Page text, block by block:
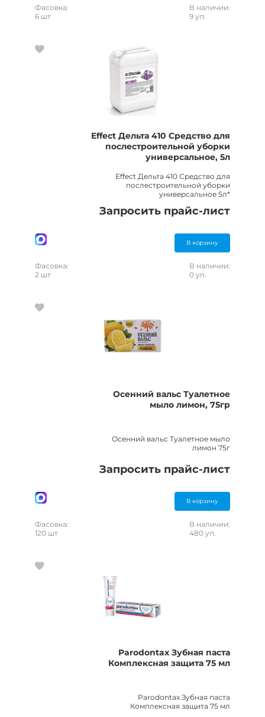
Фасовка:
6 шт
В наличии:
9 уп.
Effect Дельта 410 Средство для
послестроительной уборки
универсальное, 5л
Effect Дельта 410 Средство для
послестроительной уборки
универсальное 5л*
Запросить прайс-лист
В корзину
Фасовка:
2 шт
В наличии:
0 уп.
Осенний вальс Туалетное
мыло лимон, 75гр
Осенний вальс Туалетное мыло
лимон 75г
Запросить прайс-лист
В корзину
Фасовка:
120 шт
В наличии:
480 уп.
Parodontax Зубная паста
Комплексная защита 75 мл
Parodontax Зубная паста
Комплексная защита 75 мл